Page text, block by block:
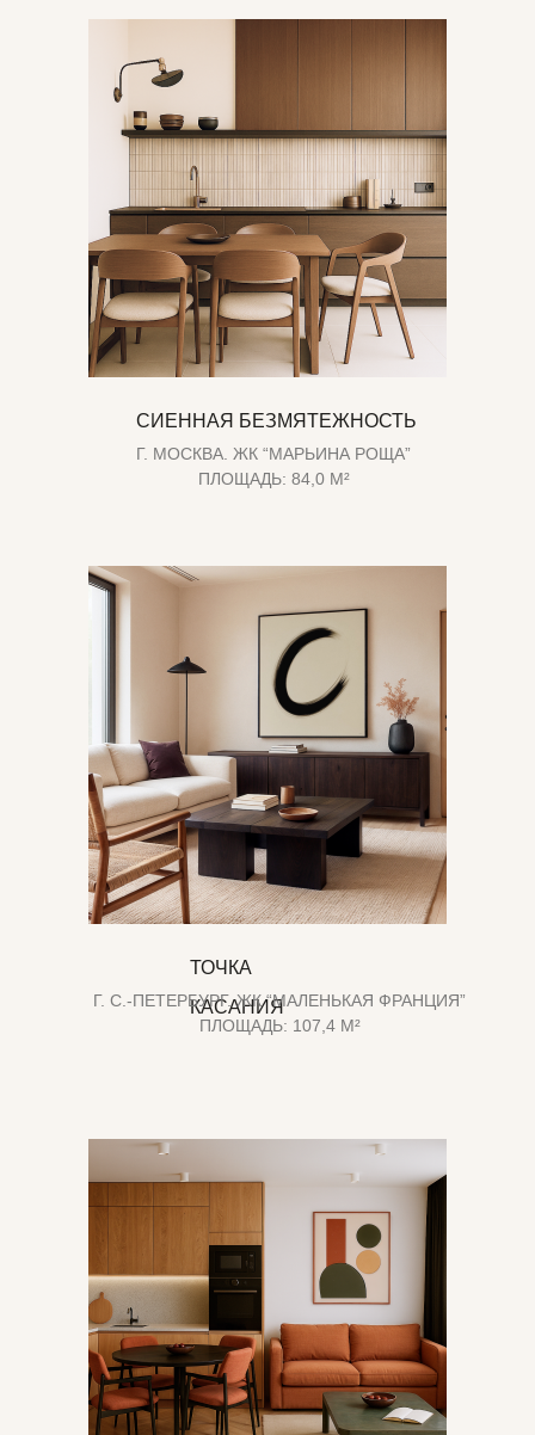
СИЕННАЯ БЕЗМЯТЕЖНОСТЬ
Г. МОСКВА. ЖК “МАРЬИНА РОЩА”
ПЛОЩАДЬ: 84,0 М²
ТОЧКА
КАСАНИЯ
Г. С.-ПЕТЕРБУРГ. ЖК “МАЛЕНЬКАЯ ФРАНЦИЯ”
ПЛОЩАДЬ: 107,4 М²